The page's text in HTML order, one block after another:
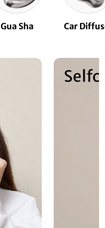
Gua Sha Car